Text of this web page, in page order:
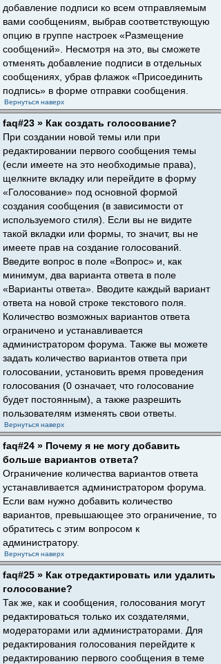
добавление подписи ко всем отправляемым
вами сообщениям, выбрав соответствующую
опцию в группе настроек «Размещение
сообщений». Несмотря на это, вы сможете
отменять добавление подписи в отдельных
сообщениях, убрав флажок «Присоединить
подпись» в форме отправки сообщения.
Вернуться наверх
faq#23 » Как создать голосование?
При создании новой темы или при
редактировании первого сообщения темы
(если имеете на это необходимые права),
щелкните вкладку или перейдите в форму
«Голосование» под основной формой
создания сообщения (в зависимости от
используемого стиля). Если вы не видите
такой вкладки или формы, то значит, вы не
имеете прав на создание голосований.
Введите вопрос в поле «Вопрос» и, как
минимум, два варианта ответа в поле
«Варианты ответа». Вводите каждый вариант
ответа на новой строке текстового поля.
Количество возможных вариантов ответа
ограничено и устанавливается
администратором форума. Также вы можете
задать количество вариантов ответа при
голосовании, установить время проведения
голосования (0 означает, что голосование
будет постоянным), а также разрешить
пользователям изменять свои ответы.
Вернуться наверх
faq#24 » Почему я не могу добавить
больше вариантов ответа?
Ограничение количества вариантов ответа
устанавливается администратором форума.
Если вам нужно добавить количество
вариантов, превышающее это ограничение, то
обратитесь с этим вопросом к
администратору.
Вернуться наверх
faq#25 » Как отредактировать или удалить
голосование?
Так же, как и сообщения, голосования могут
редактироваться только их создателями,
модераторами или администраторами. Для
редактирования голосования перейдите к
редактированию первого сообщения в теме